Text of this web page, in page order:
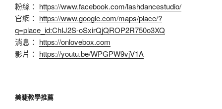
粉絲： https://www.facebook.com/lashdancestudio/
官網： https://www.google.com/maps/place/?
q=place_id:ChIJ2S-oSxirQjQROP2R750o3XQ
消息： https://onlovebox.com
影片： https://youtu.be/WPGPW9vjV1A
美睫教學推薦